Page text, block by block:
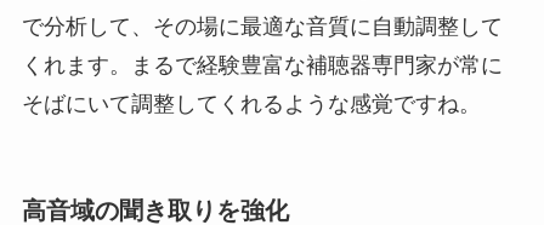
で分析して、その場に最適な音質に自動調整して
くれます。まるで経験豊富な補聴器専門家が常に
そばにいて調整してくれるような感覚ですね。
高音域の聞き取りを強化